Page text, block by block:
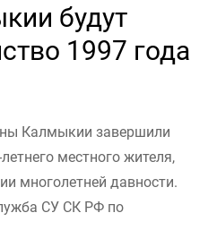
будут
1997 года
Калмыкии завершили
местного жителя,
многолетней давности.
СУ СК РФ по